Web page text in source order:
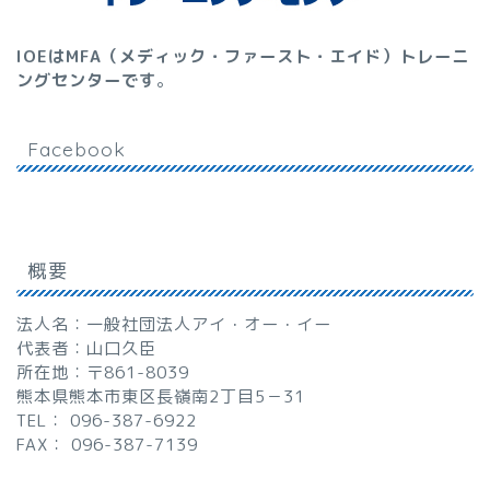
IOEはMFA（メディック・ファースト・エイド）トレーニ
ングセンターです。
Facebook
概要
法人名：一般社団法人アイ・オー・イー
代表者：山口久臣
所在地：〒861-8039
熊本県熊本市東区長嶺南2丁目5－31
TEL： 096-387-6922
FAX： 096-387-7139